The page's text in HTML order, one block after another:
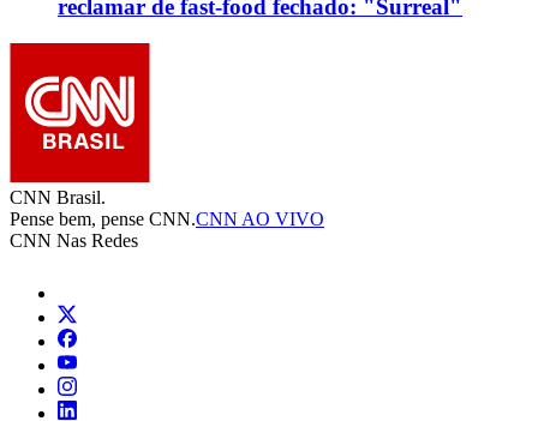
reclamar de fast-food fechado: "Surreal"
CNN Brasil.
Pense bem, pense CNN.CNN AO VIVO
CNN Nas Redes